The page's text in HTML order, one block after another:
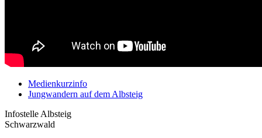
Medienkurzinfo
Jungwandern auf dem Albsteig
Infostelle Albsteig
Schwarzwald